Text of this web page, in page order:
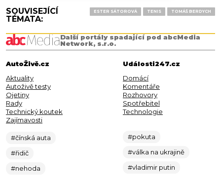
SOUVISEJÍCÍ
TÉMATA:
ESTER SÁTOROVÁ TENIS TOMÁŠ BERDYCH
Další portály spadající pod abcMedia
Network, s.r.o.
AutoŽivě.cz
Aktuality
Autoživě testy
Ojetiny
Rady
Technický koutek
Zajímavosti
#čínská auta
#řidič
#nehoda
Události247.cz
Domácí
Komentáře
Rozhovory
Spotřebitel
Technologie
#pokuta
#válka na ukrajině
#vladimir putin